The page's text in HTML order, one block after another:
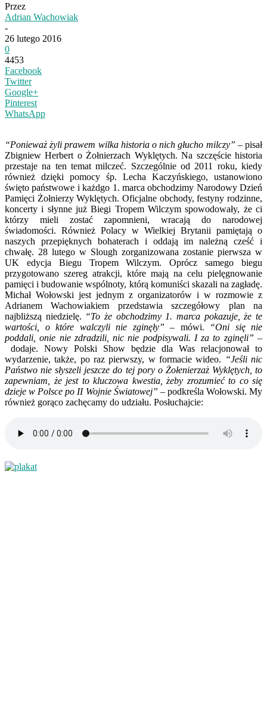
Przez
Adrian Wachowiak
-
26 lutego 2016
0
4453
Facebook
Twitter
Google+
Pinterest
WhatsApp
“Ponieważ żyli prawem wilka historia o nich głucho milczy” – pisał
Zbigniew Herbert o Żołnierzach Wyklętych. Na szczęście historia
przestaje na ten temat milczeć. Szczególnie od 2011 roku, kiedy
również dzięki pomocy śp. Lecha Kaczyńskiego, ustanowiono
święto państwowe i każdgo 1. marca obchodzimy Narodowy Dzień
Pamięci Żołnierzy Wyklętych. Oficjalne obchody, festyny rodzinne,
koncerty i słynne już Biegi Tropem Wilczym spowodowały, że ci
którzy mieli zostać zapomnieni, wracają do narodowej
świadomości. Również Polacy w Wielkiej Brytanii pamiętają o
naszych przepięknych bohaterach i oddają im należną cześć i
chwałę. 28 lutego w Slough zorganizowana zostanie pierwsza w
UK edycja Biegu Tropem Wilczym. Oprócz samego biegu
przygotowano szereg atrakcji, które mają na celu pielęgnowanie
pamięci i budowanie wspólnoty, którą komuniści skazali na zagładę.
Michał Wołowski jest jednym z organizatorów i w rozmowie z
Adrianem Wachowiakiem przedstawia szczegółowy plan na
najbliższą niedzielę. “To że obchodzimy 1. marca pokazuje, że te
wartości, o które walczyli nie zginęły” – mówi.
“Oni się nie
poddali, onie nie zdradzili, nic nie podpisywali. I za to zginęli” –
dodaje. Nowy Polski Show będzie dla Was relacjonował to
wydarzenie, także, po raz pierwszy, w formacie wideo. “Jeśli nic
Państwo nie słyszeli jeszcze do tej pory o Żołenierzaż Wyklętych, to
zapewniam, że jest to kluczowa kwestia, żeby zrozumieć to co się
dzieje w Polsce po II Wojnie Światowej” – podkreśla Wołowski. My
również gorąco zachęcamy do udziału. Posłuchajcie: